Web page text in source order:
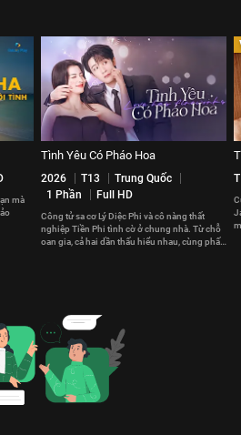
mà
Tình Yêu Có Pháo Hoa
2026 T13
Trung Quốc
1 Phần
Full HD
Công tử sa cơ Lý Diệc Phi và cô nàng thất
nghiệp Tiền Phi tình cờ ở chung nhà. Từ chỗ
oan gia, cả hai dần thấu hiểu nhau, cùng phấn